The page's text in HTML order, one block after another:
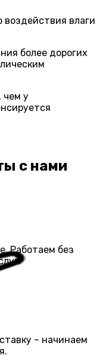
влаги
более дорогих
чем у
с нами
Работаем без
– начинаем